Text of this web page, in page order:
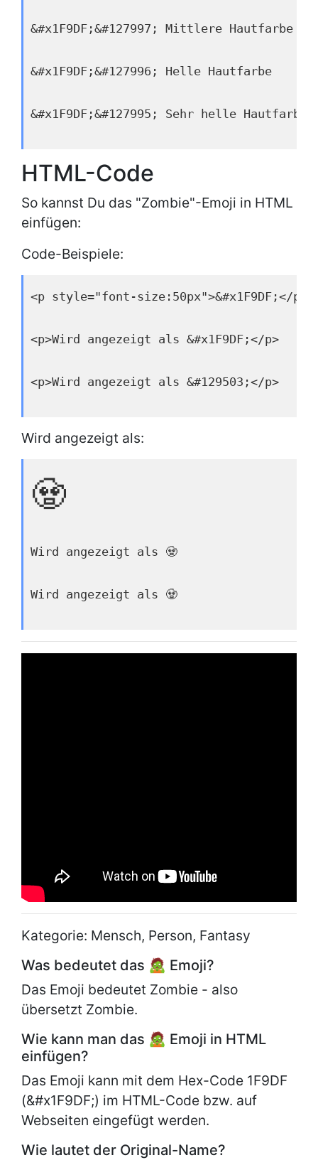
&#x1F9DF;&#127997; Mittlere Hautfarbe
&#x1F9DF;&#127996; Helle Hautfarbe
&#x1F9DF;&#127995; Sehr helle Hautfarbe
HTML-Code
So kannst Du das "Zombie"-Emoji in HTML
einfügen:
Code-Beispiele:
<p style="font-size:50px">&#x1F9DF;</p>
<p>Wird angezeigt als &#x1F9DF;</p>
<p>Wird angezeigt als &#129503;</p>
Wird angezeigt als:
🧟
Wird angezeigt als 🧟
Wird angezeigt als 🧟
Kategorie: Mensch, Person, Fantasy
Was bedeutet das 🧟 Emoji?
Das Emoji bedeutet Zombie - also
übersetzt Zombie.
Wie kann man das 🧟 Emoji in HTML
einfügen?
Das Emoji kann mit dem Hex-Code 1F9DF
(&#x1F9DF;) im HTML-Code bzw. auf
Webseiten eingefügt werden.
Wie lautet der Original-Name?